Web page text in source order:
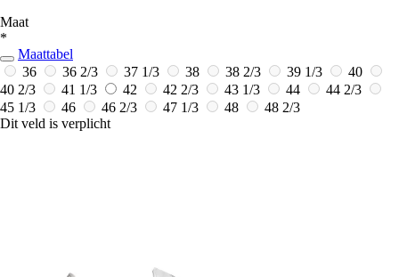
Maat
*
Maattabel
36
36 2/3 37 1/3 38 38 2/3 39 1/3
40
40 2/3
41 1/3 42 42 2/3 43 1/3 44
44 2/3
45 1/3
46 46 2/3 47 1/3 48
48 2/3
Dit veld is verplicht